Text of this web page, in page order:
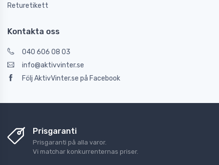
Returetikett
Kontakta oss
040 606 08 03
info@aktivvinter.se
Följ AktivVinter.se på Facebook
Prisgaranti
Prisgaranti på alla varor.
Vi matchar konkurrenternas priser.